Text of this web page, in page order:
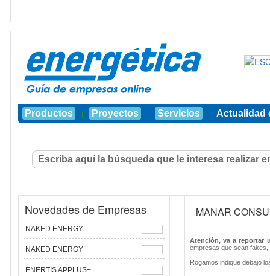
Productos | Proyectos | Servicios | Actualidad
Novedades de Empresas
NAKED ENERGY
NAKED ENERGY
ENERTIS APPLUS+
MANAR
Atención, va a reportar
empresas que sean
Rogamos indique debajo